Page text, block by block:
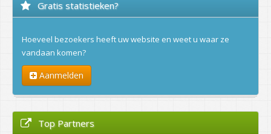
Gratis statistieken?
Hoeveel bezoekers heeft uw website en weet u waar ze
vandaan komen?
Aanmelden
Top Partners